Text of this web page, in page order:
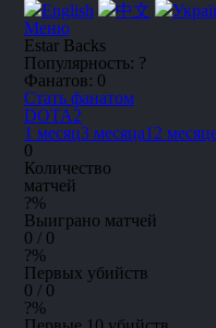
English 中文
Меню
Estar Backs
Популярность: ?
Фанатов: 0
Стать фанатом
DOTA2
1 месяц3 месяца12
0
Количество
матчей
?%
Выиграно матчей
0 / 0
?%
Первых убийств
0 / 0
?%